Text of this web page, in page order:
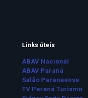
Links úteis
ABAV Nacional
ABAV Paraná
Salão Paranaense
TV Paraná Turismo